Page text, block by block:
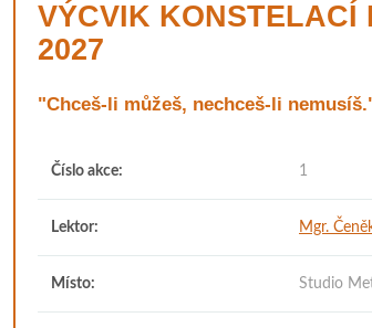
VÝCVIK
2027
"Chceš-li můžeš, nechceš-li
Číslo akce: 1
Lektor: Mgr.
Místo: Studio